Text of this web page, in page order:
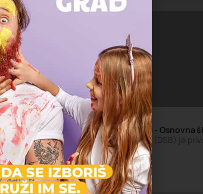
Nemačka škola Beograd - Osnovna
Internacionalna škola, Privatna škola
Savski Venac